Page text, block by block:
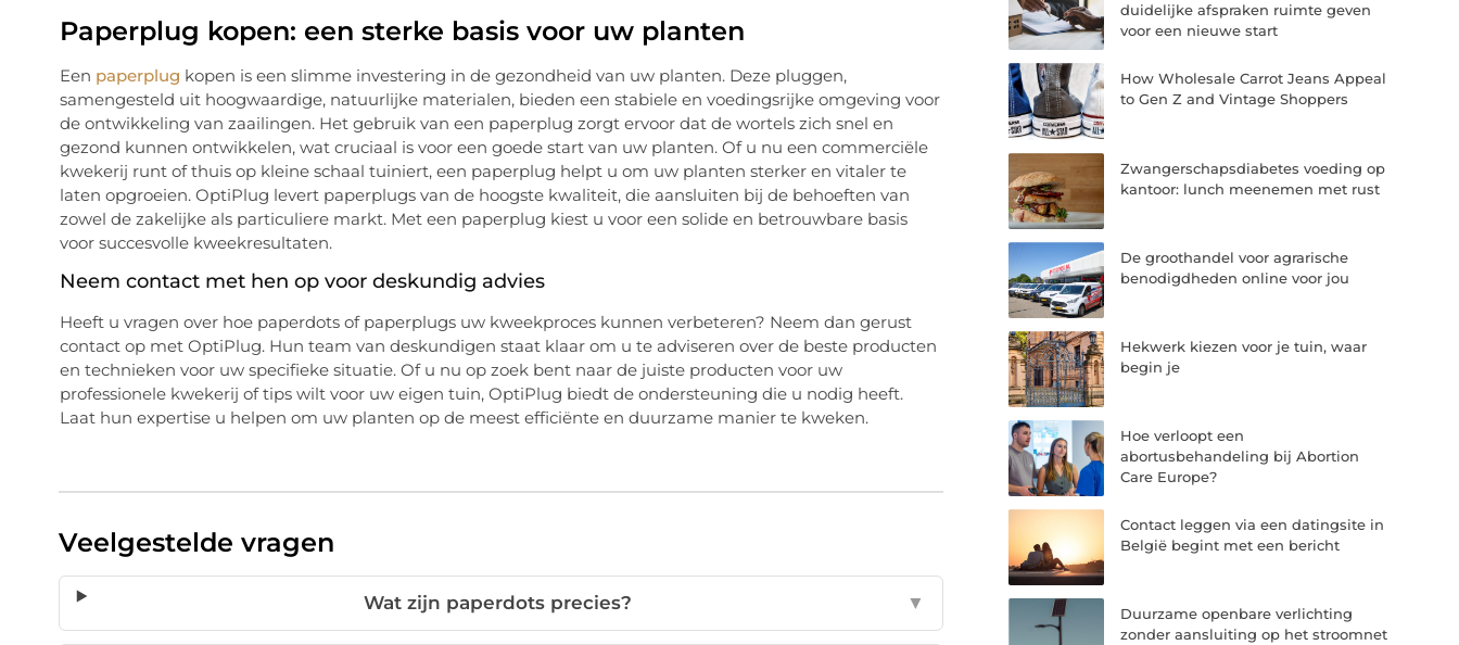
Paperplug kopen: een sterke basis voor uw planten
Een paperplug kopen is een slimme investering in de gezondheid van uw planten. Deze pluggen,
samengesteld uit hoogwaardige, natuurlijke materialen, bieden een stabiele en voedingsrijke omgeving voor
de ontwikkeling van zaailingen. Het gebruik van een paperplug zorgt ervoor dat de wortels zich snel en
gezond kunnen ontwikkelen, wat cruciaal is voor een goede start van uw planten. Of u nu een commerciële
kwekerij runt of thuis op kleine schaal tuiniert, een paperplug helpt u om uw planten sterker en vitaler te
laten opgroeien. OptiPlug levert paperplugs van de hoogste kwaliteit, die aansluiten bij de behoeften van
zowel de zakelijke als particuliere markt. Met een paperplug kiest u voor een solide en betrouwbare basis
voor succesvolle kweekresultaten.
Neem contact met hen op voor deskundig advies
Heeft u vragen over hoe paperdots of paperplugs uw kweekproces kunnen verbeteren? Neem dan gerust
contact op met OptiPlug. Hun team van deskundigen staat klaar om u te adviseren over de beste producten
en technieken voor uw specifieke situatie. Of u nu op zoek bent naar de juiste producten voor uw
professionele kwekerij of tips wilt voor uw eigen tuin, OptiPlug biedt de ondersteuning die u nodig heeft.
Laat hun expertise u helpen om uw planten op de meest efficiënte en duurzame manier te kweken.
Veelgestelde vragen
Wat zijn paperdots precies? ▼
duidelijke afspraken ruimte geven
voor een nieuwe start
How Wholesale Carrot Jeans Appeal
to Gen Z and Vintage Shoppers
Zwangerschapsdiabetes voeding op
kantoor: lunch meenemen met rust
De groothandel voor agrarische
benodigdheden online voor jou
Hekwerk kiezen voor je tuin, waar
begin je
Hoe verloopt een
abortusbehandeling bij Abortion
Care Europe?
Contact leggen via een datingsite in
België begint met een bericht
Duurzame openbare verlichting
zonder aansluiting op het stroomnet